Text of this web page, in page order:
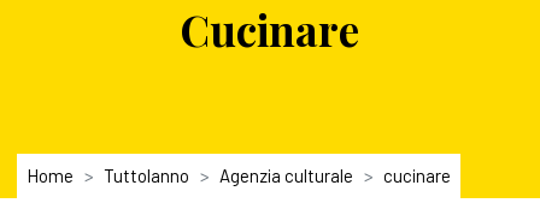
Cucinare
Home Tuttolanno Agenzia culturale cucinare